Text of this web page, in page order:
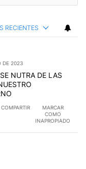
RECIENTES
DE 2023
NUTRA DE LAS
COMPARTIR
MARCAR
COMO
INAPROPIADO